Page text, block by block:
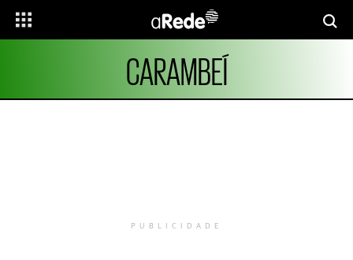
CARAMBEÍ
PUBLICIDADE